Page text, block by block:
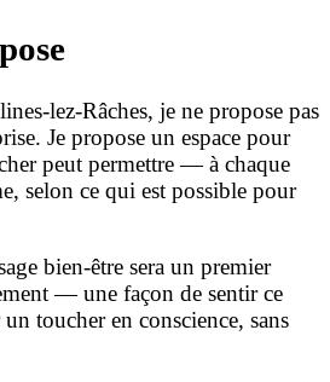
lez-Râches, je ne propose pas
Je propose un espace pour
peut permettre — à chaque
selon ce qui est possible pour
bien-être sera un premier
— une façon de sentir ce
toucher en conscience, sans